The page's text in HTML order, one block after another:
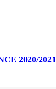
2020/2021